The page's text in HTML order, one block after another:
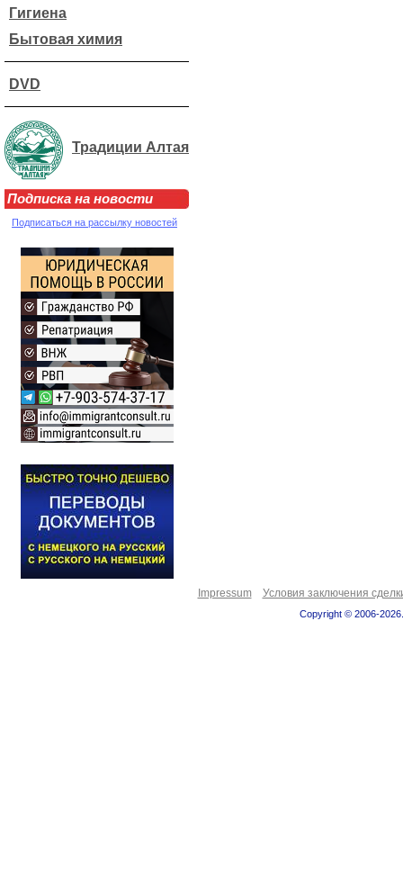
Гигиена
Бытовая химия
DVD
Традиции Алтая
Подписка на новости
Подписаться на рассылку новостей
Impressum Условия заключения
Copyright © 2006-